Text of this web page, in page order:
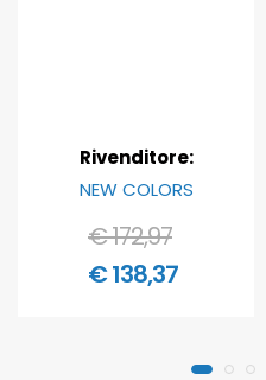
Rivenditore:
NEW COLORS
€ 172,97
€ 138,37